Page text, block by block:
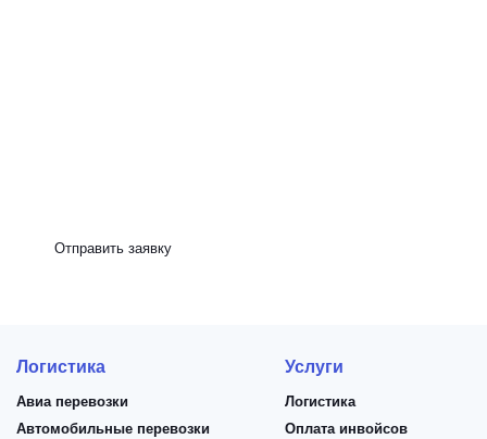
Отправить заявку
Логистика
Авиа перевозки
Автомобильные перевозки
Услуги
Логистика
Оплата инвойсов